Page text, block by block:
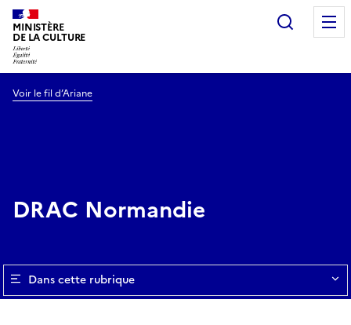
MINISTÈRE
DE LA CULTURE
Voir le fil d’Ariane
DRAC Normandie
Dans cette rubrique